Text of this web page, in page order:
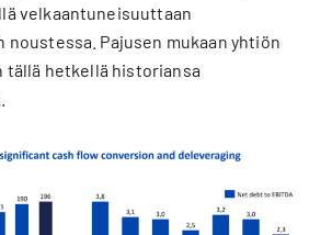
velkaantuneisuuttaan
Pajusen mukaan yhtiön
tällä hetkellä historiansa